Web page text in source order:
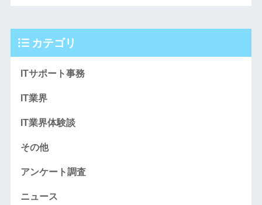
カテゴリ
ITサポート事務
IT業界
IT業界体験談
その他
アンケート調査
ニュース